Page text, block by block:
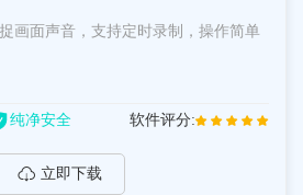
画面声音，支持定时录制，操作简单
纯净安全 软件评分:
立即下载